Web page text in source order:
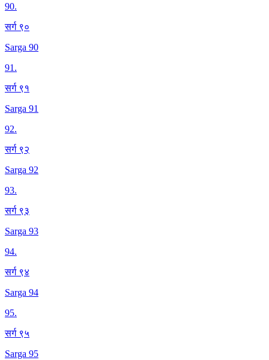
90.
सर्ग ९०
Sarga 90
91.
सर्ग ९१
Sarga 91
92.
सर्ग ९२
Sarga 92
93.
सर्ग ९३
Sarga 93
94.
सर्ग ९४
Sarga 94
95.
सर्ग ९५
Sarga 95